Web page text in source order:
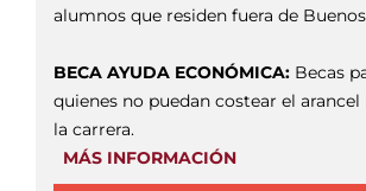
alumnos que residen fuera de
BECA AYUDA ECONÓMICA: Becas
quienes no puedan costear el
la carrera.
MÁS INFORMACIÓN